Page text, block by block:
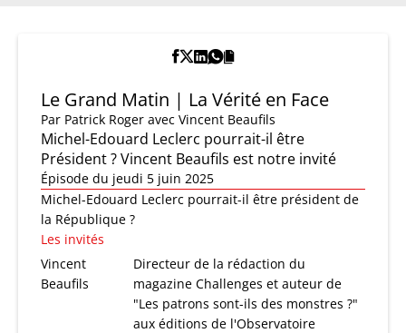
Le Grand Matin | La Vérité en Face
Par Patrick Roger avec Vincent Beaufils
Michel-Edouard Leclerc pourrait-il être
Président ? Vincent Beaufils est notre invité
Épisode du jeudi 5 juin 2025
Michel-Edouard Leclerc pourrait-il être président de
la République ?
Les invités
Vincent
Beaufils
Directeur de la rédaction du
magazine Challenges et auteur de
"Les patrons sont-ils des monstres ?"
aux éditions de l'Observatoire